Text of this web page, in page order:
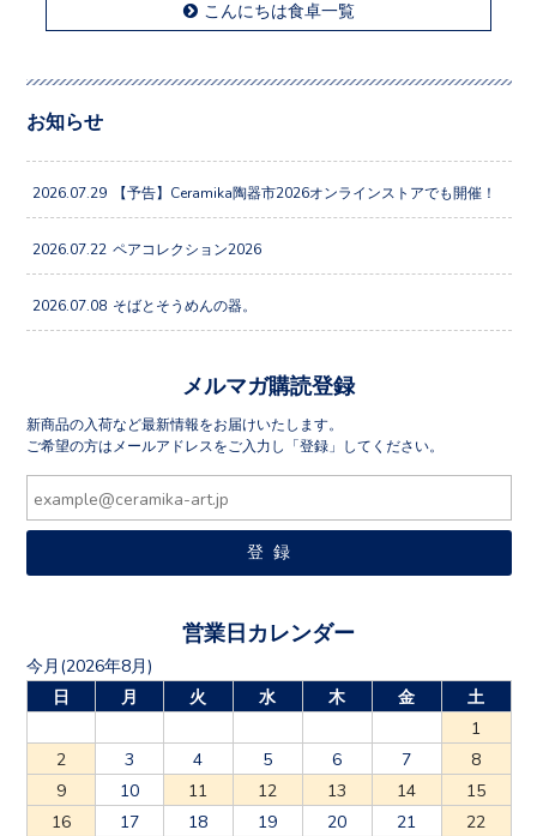
こんにちは食卓一覧
お知らせ
2026.07.29 【予告】Ceramika陶器市2026オンラインストアでも開催！
2026.07.22 ペアコレクション2026
2026.07.08 そばとそうめんの器。
メルマガ購読登録
新商品の入荷など最新情報をお届けいたします。
ご希望の方はメールアドレスをご入力し「登録」してください。
営業日カレンダー
今月(2026年8月)
日
月 火 水 木 金
土
1
2
3 4 5 6 7
8
9
10 11 12 13 14
15
16
17 18 19 20 21
22